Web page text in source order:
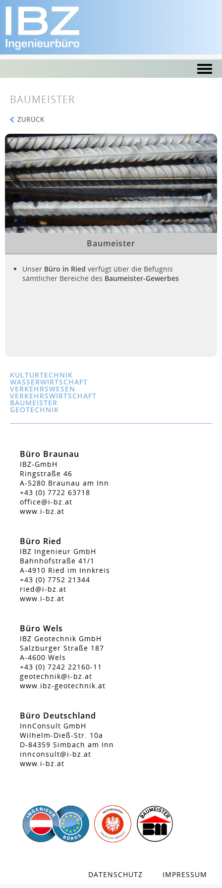
BAUMEISTER
ZURÜCK
Baumeister
Unser Büro in Ried verfügt über die Befugnis
sämtlicher Bereiche des Baumeister-Gewerbes
KULTURTECHNIK
WASSERWIRTSCHAFT
VERKEHRSWESEN
VERKEHRSWIRTSCHAFT
BAUMEISTER
GEOTECHNIK
Büro Braunau
IBZ-GmbH
Ringstraße 46
A-5280 Braunau am Inn
+43 (0) 7722 63718
office@i-bz.at
www.i-bz.at
Büro Ried
IBZ Ingenieur GmbH
Bahnhofstraße 41/1
A-4910 Ried im Innkreis
+43 (0) 7752 21344
ried@i-bz.at
www.i-bz.at
Büro Wels
IBZ Geotechnik GmbH
Salzburger Straße 187
A-4600 Wels
+43 (0) 7242 22160-11
geotechnik@i-bz.at
www.ibz-geotechnik.at
Büro Deutschland
InnConsult GmbH
Wilhelm-Dieß-Str. 10a
D-84359 Simbach am Inn
innconsult@i-bz.at
www.i-bz.at
IMPRESSUM
DATENSCHUTZ